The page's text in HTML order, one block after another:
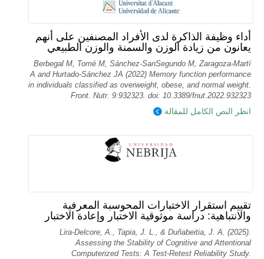
أداء وظيفة الذاكرة لدى الأفراد المصنفين على أنهم
يعانون من زيادة الوزن والسمنة والوزن الطبيعي
Berbegal M, Tomé M, Sánchez-SanSegundo M, Zaragoza-Martí
A and Hurtado-Sánchez JA (2022) Memory function performance
in individuals classified as overweight, obese, and normal weight.
Front. Nutr. 9:932323. doi: 10.3389/fnut.2022.932323
انظر النص الكامل للمقالة
تقييم استقرار الاختبارات المحوسبة المعرفية
والانتباهية: دراسة موثوقية الاختبار وإعادة الاختبار
Lira-Delcore, A., Tapia, J. L., & Duñabeitia, J. A. (2025).
Assessing the Stability of Cognitive and Attentional
Computerized Tests: A Test-Retest Reliability Study.